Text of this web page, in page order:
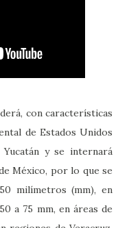
con características
de Estados Unidos
y se internará
México, por lo que se
milímetros (mm), en
a 75 mm, en áreas de